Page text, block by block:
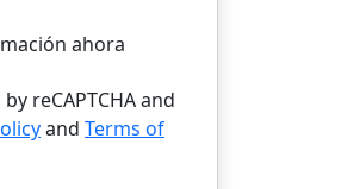
ahora
reCAPTCHA and
and Terms of